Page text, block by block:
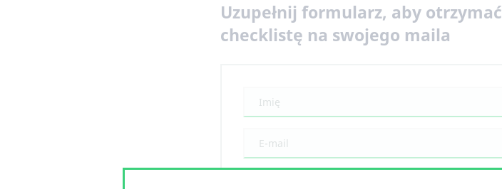
Uzupełnij formularz, aby otrzymać
checklistę na swojego maila